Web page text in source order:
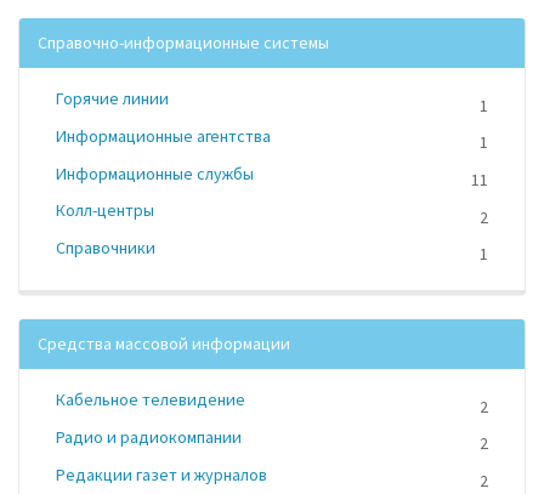
Справочно-информационные системы
Горячие линии
1
Информационные агентства
1
Информационные службы
11
Колл-центры
2
Справочники
1
Средства массовой информации
Кабельное телевидение
2
Радио и радиокомпании
2
Редакции газет и журналов
2